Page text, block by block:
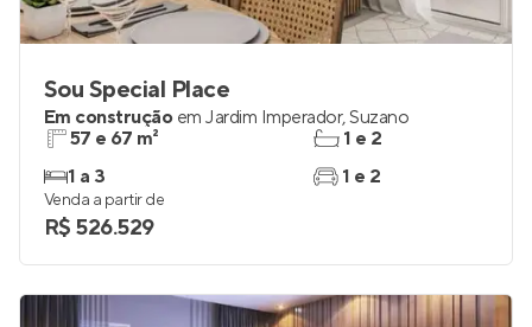
Sou Special Place
Em construção em Jardim Imperador,Suzano
57 e 67 m²
1 a 3
1 e 2
1 e 2
Venda a partir de
R$ 526.529